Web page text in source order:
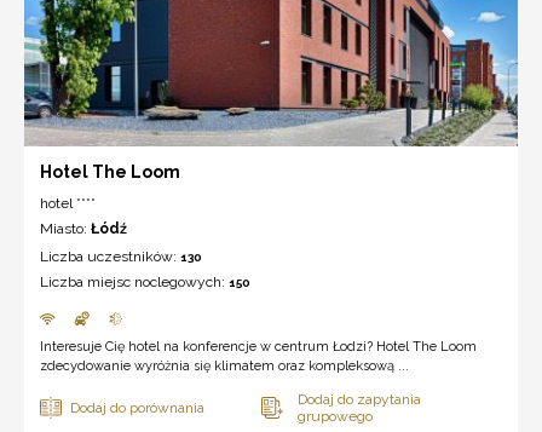
Hotel The Loom
hotel ****
Miasto: Łódź
Liczba uczestników: 130
Liczba miejsc noclegowych: 150
Interesuje Cię hotel na konferencje w centrum Łodzi? Hotel The Loom
zdecydowanie wyróżnia się klimatem oraz kompleksową ...